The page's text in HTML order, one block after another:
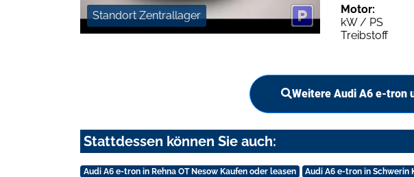
Standort Zentrallager
Motor:
kW / PS
Treibstoff
Weitere Audi A6 e-tron
Stattdessen können Sie auch:
Audi A6 e-tron in Rehna OT Nesow Kaufen oder leasen Audi A6 e-tron in Schwerin